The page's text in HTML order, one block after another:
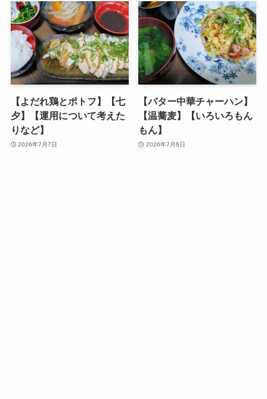
【よだれ鶏とポトフ】【七
夕】【運用について考えた
りなど】
2026年7月7日
【バター中華チャーハン】
【温蕎麦】【いろいろもん
もん】
2026年7月6日